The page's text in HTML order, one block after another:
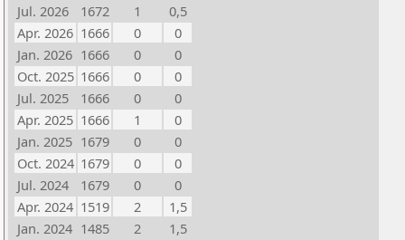
Jul. 2026
1672 1
0,5
Apr. 2026 1666 0
0
Jan. 2026 1666 0
0
Oct. 2025 1666 0
0
Jul. 2025
1666 0
0
Apr. 2025 1666 1
0
Jan. 2025 1679 0
0
Oct. 2024 1679 0
0
Jul. 2024
1679 0
0
Apr. 2024 1519 2
1,5
Jan. 2024 1485 2
1,5